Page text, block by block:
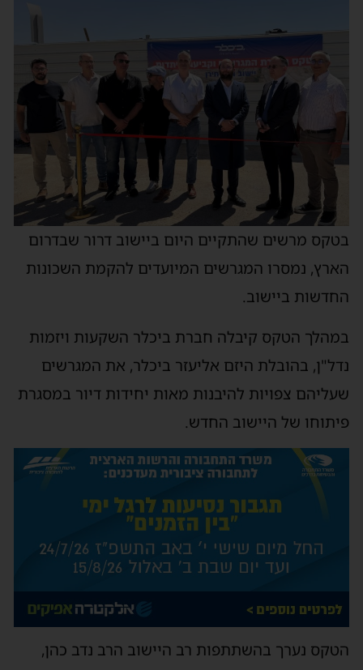
בטקס מרשים שהתקיים היום ביישוב דרור שבדרום
הארץ, נמסרו המגרשים המיועדים להקמת השכונות
החדשות ביישוב.
במהלך הטקס קיבלה חברת ביכלר השקעות ויזמות
נדל"ן, בהובלת היזם אליעזר ביכלר, את המגרשים
שעליהם צפויות להיבנות מאות יחידות דיור במסגרת
פיתוחו של היישוב החדש.
הטקס נערך בהשתתפות רב היישוב הרב נדב כהן,